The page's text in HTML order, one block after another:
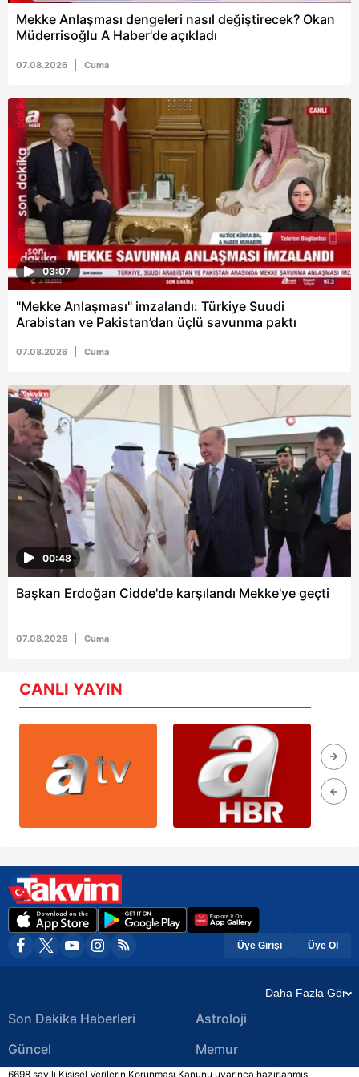
Mekke Anlaşması dengeleri nasıl değiştirecek? Okan
Müderrisoğlu A Haber'de açıkladı
07.08.2026 Cuma
03:07
"Mekke Anlaşması" imzalandı: Türkiye Suudi
Arabistan ve Pakistan’dan üçlü savunma paktı
07.08.2026 Cuma
00:48
Başkan Erdoğan Cidde'de karşılandı Mekke'ye geçti
07.08.2026 Cuma
CANLI YAYIN
Üye Girişi Üye Ol
Daha Fazla Gör
Son Dakika Haberleri
Güncel
Astroloji
Memur
6698 sayılı Kişisel Verilerin Korunması Kanunu uyarınca hazırlanmış